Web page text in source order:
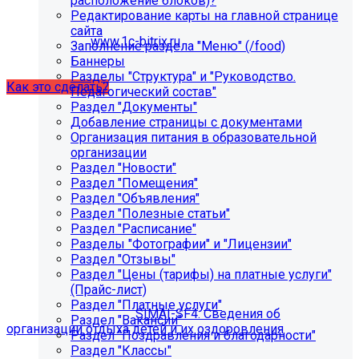
некорректно отображаться срок действия лицензии.
Убедитесь, что в настройках «Главного модуля»
указан адрес:www.1c-bitrix.ru.
Затем запустите обновление через «Систему
обновлений».
Как это сделать?
Как добавить раздел "Сведения об
организации отдыха детей и их
оздоровления"?
Приобретите модульSIMAI-SF4: Сведения об
организации отдыха детей и их оздоровления
Редактирование карты на главной странице
сайта
Заполнение раздела "Меню" (/food)
Баннеры
Разделы "Структура" и "Руководство.
Педагогический состав"
Раздел "Документы"
Добавление страницы с документами
Организация питания в образовательной
организации
Раздел "Новости"
Раздел "Помещения"
Раздел "Объявления"
Раздел "Полезные статьи"
Раздел "Расписание"
Разделы "Фотографии" и "Лицензии"
Раздел "Отзывы"
Раздел "Цены (тарифы) на платные услуги"
(Прайс-лист)
Раздел "Платные услуги"
Раздел "Вакансии"
Раздел "Поздравления и благодарности"
Раздел "Классы"